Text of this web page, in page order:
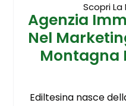
Scopri
Agenzia
Nel
Montagna
Ediltesina nasce